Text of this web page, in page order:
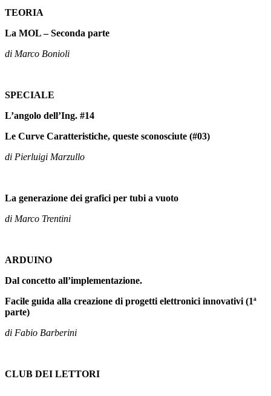
TEORIA
La MOL – Seconda parte
di Marco Bonioli
SPECIALE
L’angolo dell’Ing. #14
Le Curve Caratteristiche, queste sconosciute (#03)
di Pierluigi Marzullo
La generazione dei grafici per tubi a vuoto
di Marco Trentini
ARDUINO
Dal concetto all’implementazione.
Facile guida alla creazione di progetti elettronici innovativi (1ª
parte)
di Fabio Barberini
CLUB DEI LETTORI